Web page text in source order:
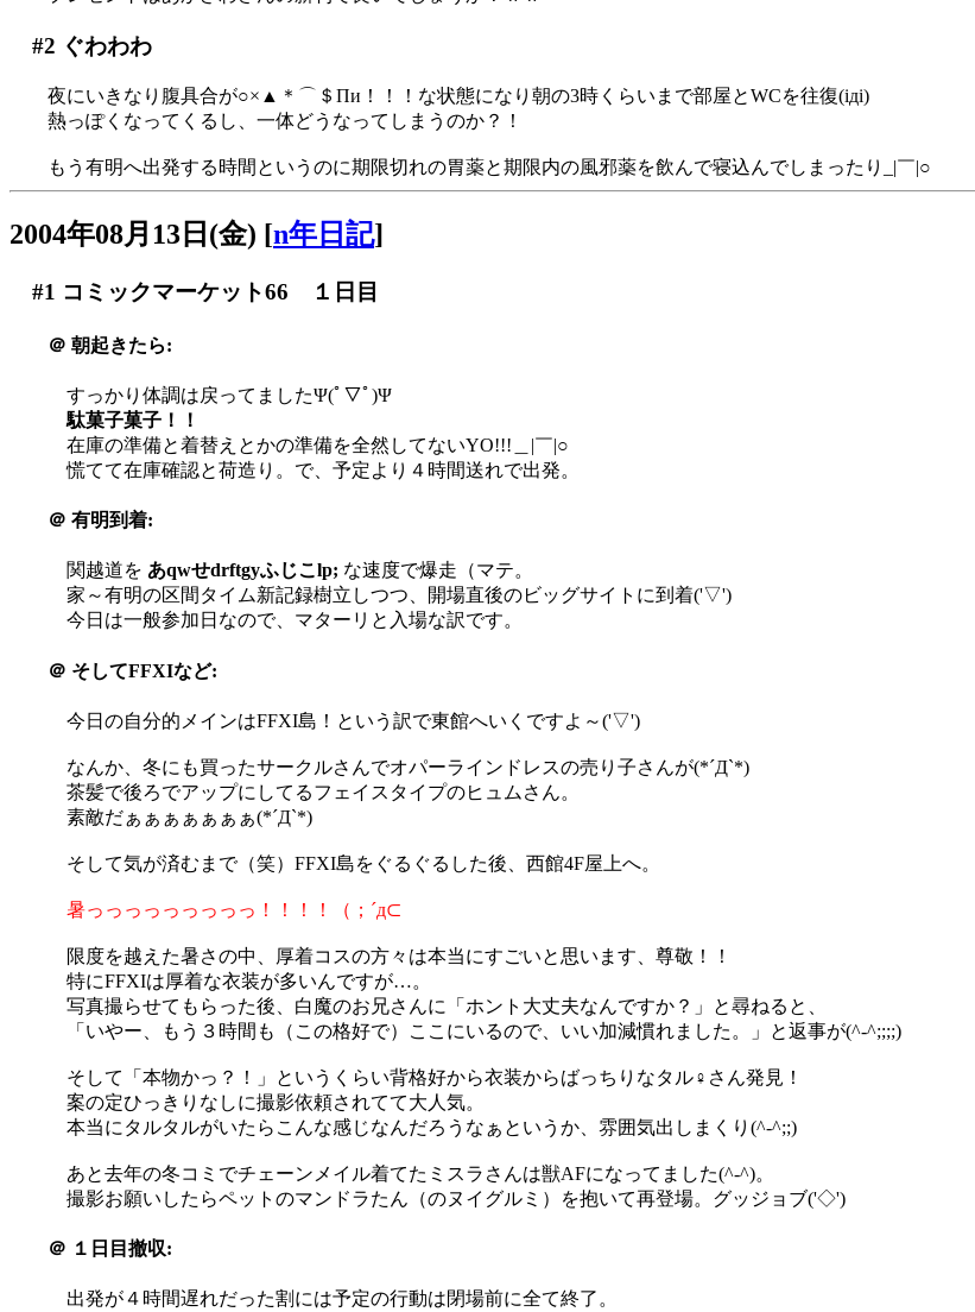
#2 ぐわわわ
夜にいきなり腹具合が○×▲＊⌒＄Пи！！！な状態になり朝の3時くらいまで部屋とWCを往復(iдi)
熱っぽくなってくるし、一体どうなってしまうのか？！
もう有明へ出発する時間というのに期限切れの胃薬と期限内の風邪薬を飲んで寝込んでしまったり_|￣|○
2004年08月13日(金) [n年日記]
#1 コミックマーケット66 １日目
＠ 朝起きたら:
すっかり体調は戻ってましたΨ(ﾟ▽ﾟ)Ψ
駄菓子菓子！！
在庫の準備と着替えとかの準備を全然してないYO!!!＿|￣|○
慌てて在庫確認と荷造り。で、予定より４時間送れで出発。
＠ 有明到着:
関越道を あqwせdrftgyふじこlp; な速度で爆走（マテ。
家～有明の区間タイム新記録樹立しつつ、開場直後のビッグサイトに到着('▽')
今日は一般参加日なので、マターリと入場な訳です。
＠ そしてFFXIなど:
今日の自分的メインはFFXI島！という訳で東館へいくですよ～('▽')
なんか、冬にも買ったサークルさんでオパーラインドレスの売り子さんが(*´Д`*)
茶髪で後ろでアップにしてるフェイスタイプのヒュムさん。
素敵だぁぁぁぁぁぁぁ(*´Д`*)
そして気が済むまで（笑）FFXI島をぐるぐるした後、西館4F屋上へ。
暑っっっっっっっっっ！！！！（；´д⊂
限度を越えた暑さの中、厚着コスの方々は本当にすごいと思います、尊敬！！
特にFFXIは厚着な衣装が多いんですが…。
写真撮らせてもらった後、白魔のお兄さんに「ホント大丈夫なんですか？」と尋ねると、
「いやー、もう３時間も（この格好で）ここにいるので、いい加減慣れました。」と返事が(^-^;;;;)
そして「本物かっ？！」というくらい背格好から衣装からばっちりなタル♀さん発見！
案の定ひっきりなしに撮影依頼されてて大人気。
本当にタルタルがいたらこんな感じなんだろうなぁというか、雰囲気出しまくり(^-^;;)
あと去年の冬コミでチェーンメイル着てたミスラさんは獣AFになってました(^-^)。
撮影お願いしたらペットのマンドラたん（のヌイグルミ）を抱いて再登場。グッジョブ('◇')ゞ
＠ １日目撤収:
出発が４時間遅れだった割には予定の行動は閉場前に全て終了。